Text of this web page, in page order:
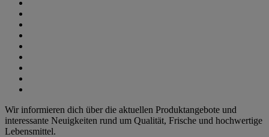
Wir informieren dich über die aktuellen Produktangebote und
interessante Neuigkeiten rund um Qualität, Frische und hochwertige
Lebensmittel.